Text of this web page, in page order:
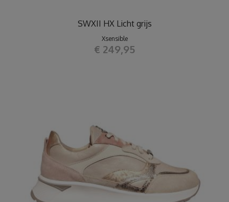
SWXII HX Licht grijs
Xsensible
€ 249,95